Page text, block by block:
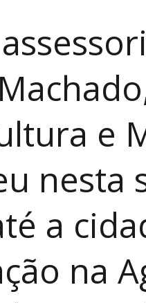
e
nesta
a
na